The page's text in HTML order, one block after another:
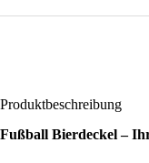
Produktbeschreibung
Fußball Bierdeckel –